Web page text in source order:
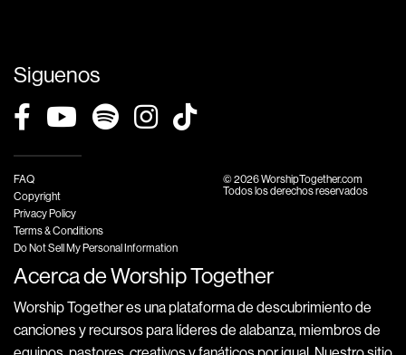
Siguenos
FAQ
Copyright
Privacy Policy
Terms & Conditions
Do Not Sell My Personal Information
© 2026 WorshipTogether.com
Todos los derechos reservados
Acerca de Worship Together
Worship Together es una plataforma de descubrimiento de
canciones y recursos para líderes de alabanza, miembros de